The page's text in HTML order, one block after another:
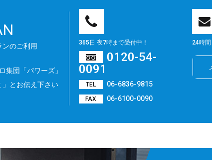
ンのご利用
集団「パワーズ」
」とお伝え下さい
365日 夜7時まで受付中！
0120-54-
0091
TEL 06-6836-9815
FAX 06-6100-0090
24時間